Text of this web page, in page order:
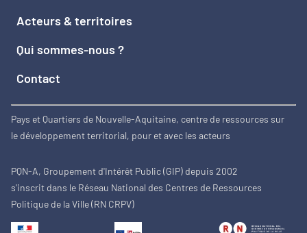
Acteurs & territoires
Qui sommes-nous ?
Contact
Pays et Quartiers de Nouvelle-Aquitaine, centre de ressources sur
le développement territorial, pour et avec les acteurs
PQN-A, Groupement d'Intérêt Public (GIP) depuis 2002
s'inscrit dans le Réseau National des Centres de Ressources
Politique de la Ville (RN CRPV)